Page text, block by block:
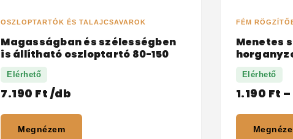
OSZLOPTARTÓK ÉS TALAJCSAVAROK
Magasságban és szélességben
is állítható oszloptartó 80-150
Elérhető
7.190 Ft /db
Megnézem
FÉM
Menetes
Elérhető
1.190 Ft –